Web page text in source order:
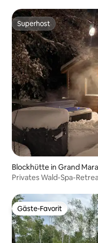
Superhost
Superhost
Blockhütte in Grand
Privates Wald-Spa-
Gäste-Favorit
Gäste-Favorit